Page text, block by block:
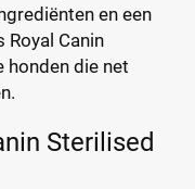
en een
Royal Canin
honden die net
Sterilised